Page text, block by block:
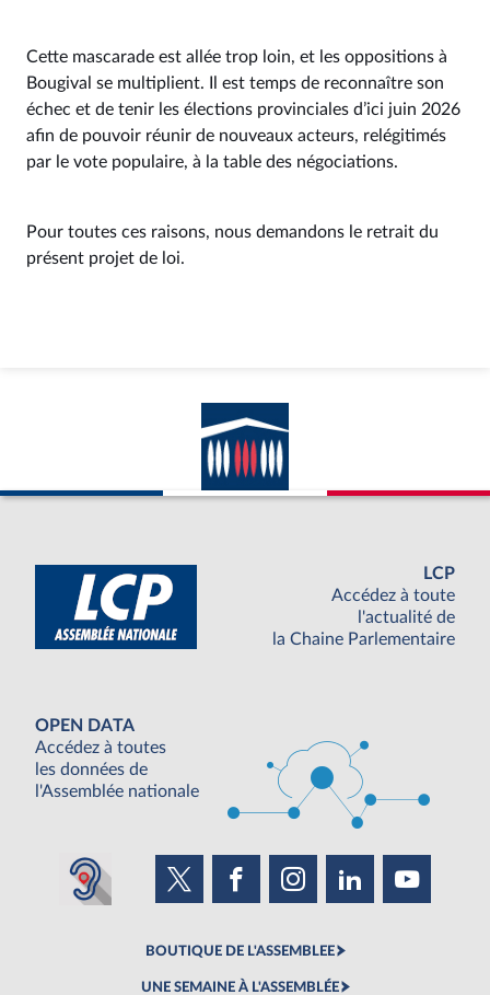
Cette mascarade est allée trop loin, et les oppositions à
Bougival se multiplient. Il est temps de reconnaître son
échec et de tenir les élections provinciales d’ici juin 2026
afin de pouvoir réunir de nouveaux acteurs, relégitimés
par le vote populaire, à la table des négociations.
Pour toutes ces raisons, nous demandons le retrait du
présent projet de loi.
LCP
Accédez à toute
l'actualité de
la Chaine Parlementaire
OPEN DATA
Accédez à toutes
les données de
l'Assemblée nationale
BOUTIQUE DE L'ASSEMBLEE
UNE SEMAINE À L'ASSEMBLÉE